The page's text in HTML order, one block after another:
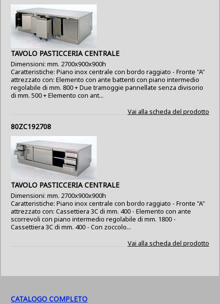
TAVOLO PASTICCERIA CENTRALE
Dimensioni: mm. 2700x900x900h
Caratteristiche: Piano inox centrale con bordo raggiato - Fronte "A"
attrezzato con: Elemento con ante battenti con piano intermedio
regolabile di mm. 800 + Due tramoggie pannellate senza divisorio
di mm. 500 + Elemento con ant...
Vai alla scheda del prodotto
80ZC192708
TAVOLO PASTICCERIA CENTRALE
Dimensioni: mm. 2700x900x900h
Caratteristiche: Piano inox centrale con bordo raggiato - Fronte "A"
attrezzato con: Cassettiera 3C di mm. 400 - Elemento con ante
scorrevoli con piano intermedio regolabile di mm. 1800 -
Cassettiera 3C di mm. 400 - Con zoccolo...
Vai alla scheda del prodotto
CATALOGO COMPLETO